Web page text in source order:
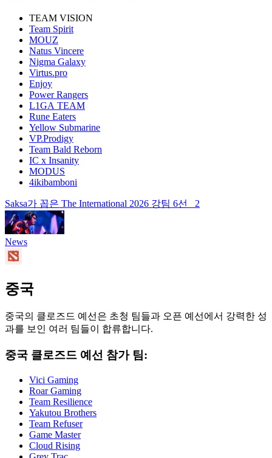
TEAM VISION
Team Spirit
MOUZ
Natus Vincere
Nigma Galaxy
Virtus.pro
Enjoy
Power Rangers
L1GA TEAM
Rune Eaters
Yellow Submarine
VP.Prodigy
Team Bald Reborn
IC x Insanity
MODUS
4ikibamboni
Saksa가 꼽은 The International 2026 강팀 6선 2
News
중국
중국의 클로즈드 예선은 초청 팀들과 오픈 예선에서 강력한 성
과를 보인 여러 팀들이 합류합니다.
중국 클로즈드 예선 참가 팀:
Vici Gaming
Roar Gaming
Team Resilience
Yakutou Brothers
Team Refuser
Game Master
Cloud Rising